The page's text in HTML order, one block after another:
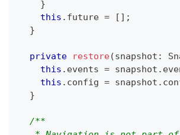
}
this . future = [ ] ;
}
private restore(snapshot :
this . events = snapshot .
this . config = snapshot .
}
/**